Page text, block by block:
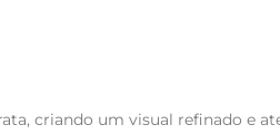
criando um visual refinado e